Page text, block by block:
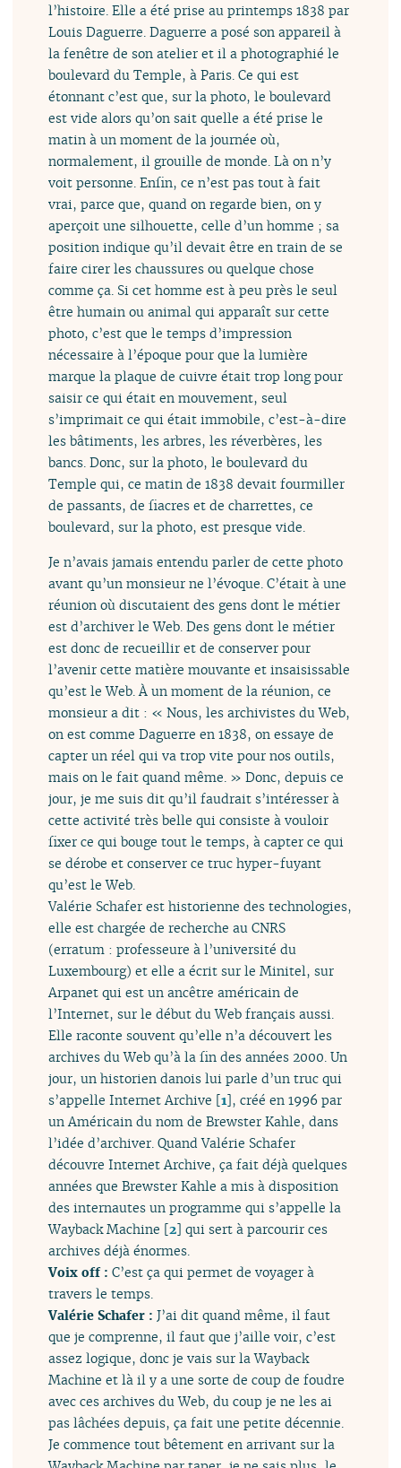
l’histoire. Elle a été prise au printemps 1838 par
Louis Daguerre. Daguerre a posé son appareil à
la fenêtre de son atelier et il a photographié le
boulevard du Temple, à Paris. Ce qui est
étonnant c’est que, sur la photo, le boulevard
est vide alors qu’on sait quelle a été prise le
matin à un moment de la journée où,
normalement, il grouille de monde. Là on n’y
voit personne. Enfin, ce n’est pas tout à fait
vrai, parce que, quand on regarde bien, on y
aperçoit une silhouette, celle d’un homme ; sa
position indique qu’il devait être en train de se
faire cirer les chaussures ou quelque chose
comme ça. Si cet homme est à peu près le seul
être humain ou animal qui apparaît sur cette
photo, c’est que le temps d’impression
nécessaire à l’époque pour que la lumière
marque la plaque de cuivre était trop long pour
saisir ce qui était en mouvement, seul
s’imprimait ce qui était immobile, c’est-à-dire
les bâtiments, les arbres, les réverbères, les
bancs. Donc, sur la photo, le boulevard du
Temple qui, ce matin de 1838 devait fourmiller
de passants, de fiacres et de charrettes, ce
boulevard, sur la photo, est presque vide.
Je n’avais jamais entendu parler de cette photo
avant qu’un monsieur ne l’évoque. C’était à une
réunion où discutaient des gens dont le métier
est d’archiver le Web. Des gens dont le métier
est donc de recueillir et de conserver pour
l’avenir cette matière mouvante et insaisissable
qu’est le Web. À un moment de la réunion, ce
monsieur a dit : « Nous, les archivistes du Web,
on est comme Daguerre en 1838, on essaye de
capter un réel qui va trop vite pour nos outils,
mais on le fait quand même. » Donc, depuis ce
jour, je me suis dit qu’il faudrait s’intéresser à
cette activité très belle qui consiste à vouloir
fixer ce qui bouge tout le temps, à capter ce qui
se dérobe et conserver ce truc hyper-fuyant
qu’est le Web.
Valérie Schafer est historienne des technologies,
elle est chargée de recherche au CNRS
(erratum : professeure à l’université du
Luxembourg) et elle a écrit sur le Minitel, sur
Arpanet qui est un ancêtre américain de
l’Internet, sur le début du Web français aussi.
Elle raconte souvent qu’elle n’a découvert les
archives du Web qu’à la fin des années 2000. Un
jour, un historien danois lui parle d’un truc qui
s’appelle Internet Archive [1], créé en 1996 par
un Américain du nom de Brewster Kahle, dans
l’idée d’archiver. Quand Valérie Schafer
découvre Internet Archive, ça fait déjà quelques
années que Brewster Kahle a mis à disposition
des internautes un programme qui s’appelle la
Wayback Machine [2] qui sert à parcourir ces
archives déjà énormes.
Voix off :C’est ça qui permet de voyager à
travers le temps.
Valérie Schafer :J’ai dit quand même, il faut
que je comprenne, il faut que j’aille voir, c’est
assez logique, donc je vais sur la Wayback
Machine et là il y a une sorte de coup de foudre
avec ces archives du Web, du coup je ne les ai
pas lâchées depuis, ça fait une petite décennie.
Je commence tout bêtement en arrivant sur la